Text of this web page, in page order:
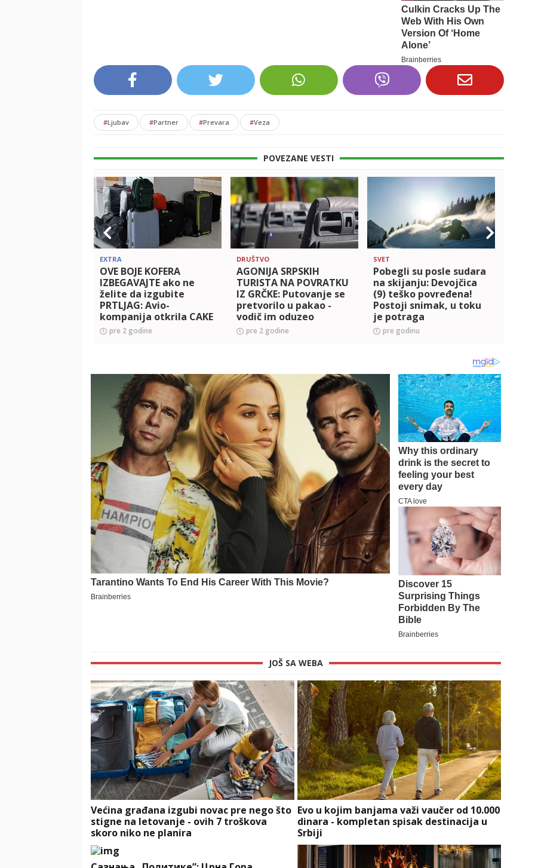
#Ljubav #Partner #Prevara #Veza
POVEZANE VESTI
EXTRA
OVE BOJE KOFERA
IZBEGAVAJTE ako ne
želite da izgubite
PRTLJAG: Avio-
kompanija otkrila CAKE
koje će vas poštedeti
OZBILJNOG STRESA
pre 2 godine
DRUŠTVO
AGONIJA SRPSKIH
TURISTA NA POVRATKU
IZ GRČKE: Putovanje se
pretvorilo u pakao -
vodič im oduzeo
pasoše, jednu devojku
namerno na granici
pre 2 godine
SVET
Pobegli su posle sudara
na skijanju: Devojčica
(9) teško povređena!
Postoji snimak, u toku
je potraga
pre godinu
JOŠ SA WEBA
Većina građana izgubi novac pre nego što
stigne na letovanje - ovih 7 troškova
skoro niko ne planira
Evo u kojim banjama važi vaučer od 10.000
dinara - kompletan spisak destinacija u
Srbiji